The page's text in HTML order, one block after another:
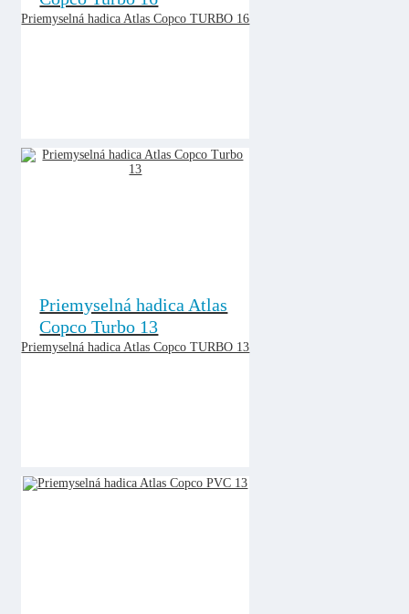
Priemyselná hadica Atlas Copco TURBO 16
Priemyselná hadica Atlas
Copco Turbo 13
Priemyselná hadica Atlas Copco TURBO 13